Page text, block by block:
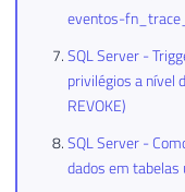
eventos-
SQL Server -
privilégios a nível
REVOKE)
SQL Server -
dados em tabelas